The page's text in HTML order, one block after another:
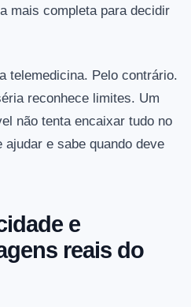
mais completa para decidir
telemedicina. Pelo contrário.
reconhece limites. Um
não tenta encaixar tudo no
ajudar e sabe quando deve
e
reais do